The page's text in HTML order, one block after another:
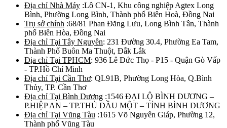
Địa chỉ Nhà Máy :Lô CN-1, Khu công nghiệp Agtex Long
Bình, Phường Long Bình, Thành phố Biên Hoà, Đồng Nai
Trụ sở chính :68/81 Phan Đăng Lưu, Long Bình Tân, Thành
phố Biên Hòa, Đồng Nai
Địa chỉ Tại Tây Nguyên: 231 Đường 30.4, Phường Ea Tam,
Thành Phố Buôn Ma Thuột, Đắk Lắk
Địa chỉ Tại TPHCM: 936 Lê Đức Thọ - P15 - Quận Gò Vấp
- TP.Hồ Chí Minh
Địa chỉ Tại Cần Thơ: QL91B, Phường Long Hòa, Q.Bình
Thủy, TP. Cần Thơ
Địa chỉ Tại Bình Dương :1546 ĐẠI LỘ BÌNH DƯƠNG –
P.HIỆP AN – TP.THỦ DẦU MỘT – TỈNH BÌNH DƯƠNG
Địa chỉ Tại Vũng Tàu :1615 Võ Nguyên Giáp, Phường 12,
Thành phố Vũng Tàu